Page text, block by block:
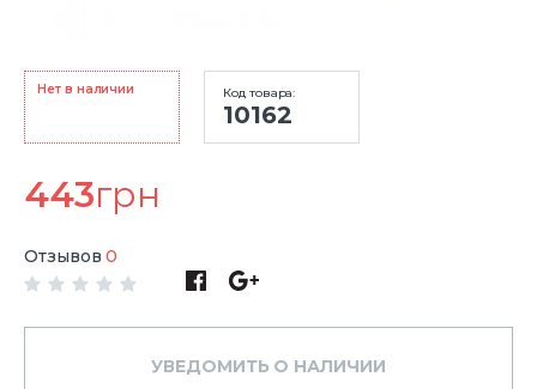
Нет в наличии Код товара:
10162
443грн
Отзывов 0
УВЕДОМИТЬ О НАЛИЧИИ